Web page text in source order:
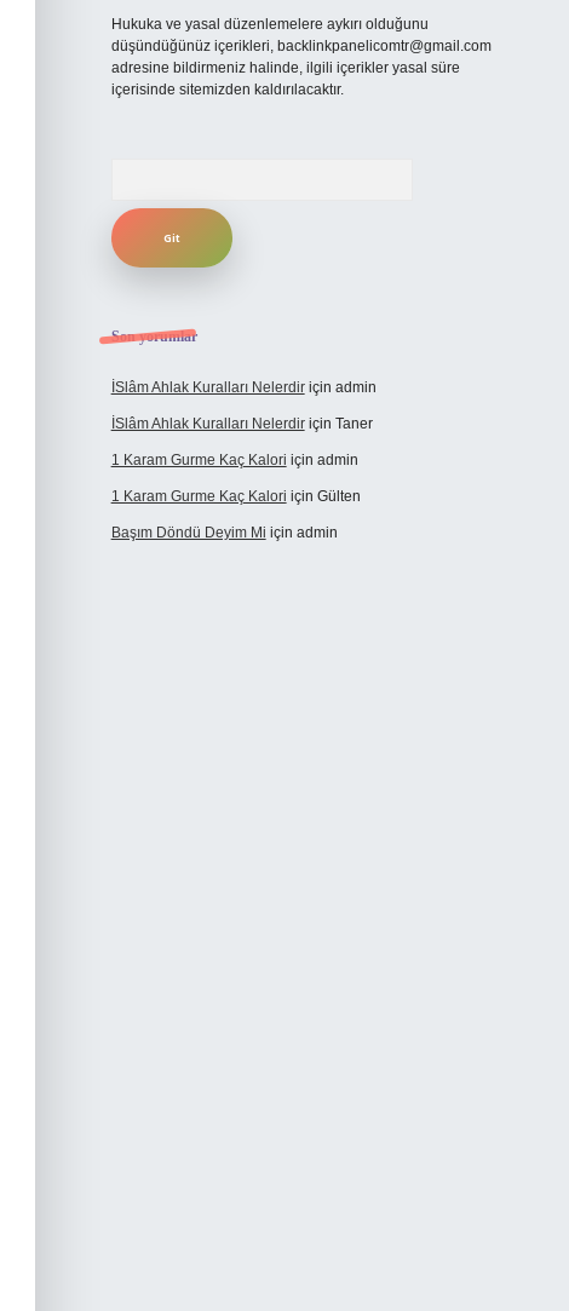
Hukuka ve yasal düzenlemelere aykırı olduğunu
düşündüğünüz içerikleri, backlinkpanelicomtr@gmail.com
adresine bildirmeniz halinde, ilgili içerikler yasal süre
içerisinde sitemizden kaldırılacaktır.
Son yorumlar
İSlâm Ahlak Kuralları Nelerdiriçin admin
İSlâm Ahlak Kuralları Nelerdiriçin Taner
1 Karam Gurme Kaç Kalori için admin
1 Karam Gurme Kaç Kalori için Gülten
Başım Döndü Deyim Mi için admin